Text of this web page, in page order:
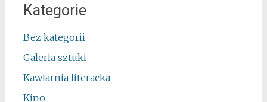
Kategorie
Bez kategorii
Galeria sztuki
Kawiarnia literacka
Kino